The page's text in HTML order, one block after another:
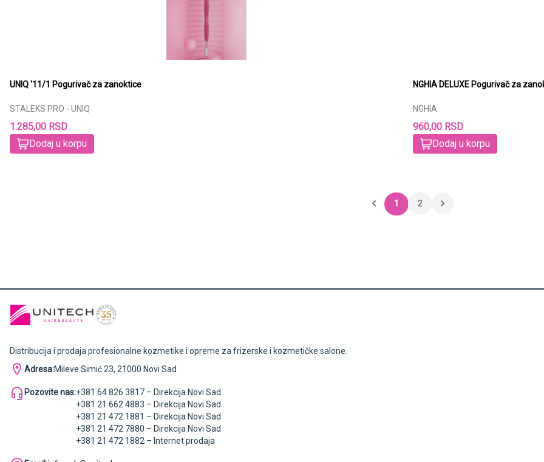
UNIQ '11/1 Pogurivač za zanoktice
STALEKS PRO - UNIQ
1.285,00 RSD
Dodaj u korpu
NGHIA DELUXE Pogurivač za
NGHIA
960,00 RSD
Dodaj u korpu
1 2
Distribucija i prodaja profesionalne kozmetike i opreme za frizerske i kozmetičke salone.
Adresa:Mileve Simić 23, 21000 Novi Sad
Pozovite nas:+381 64 826 3817 – Direkcija Novi Sad
+381 21 662 4883 – Direkcija Novi Sad
+381 21 472 1881 – Direkcija Novi Sad
+381 21 472 7880 – Direkcija Novi Sad
+381 21 472 1882 – Internet prodaja